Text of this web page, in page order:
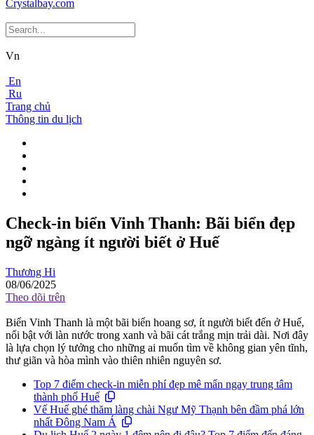
Vn
En
Ru
Trang chủ
Thông tin du lịch
Check-in biển Vinh Thanh: Bãi biển đẹp
ngỡ ngàng ít người biết ở Huế
Thương Hi
08/06/2025
Theo dõi trên
Biển Vinh Thanh là một bãi biển hoang sơ, ít người biết đến ở Huế,
nổi bật với làn nước trong xanh và bãi cát trắng mịn trải dài. Nơi đây
là lựa chọn lý tưởng cho những ai muốn tìm về không gian yên tĩnh,
thư giãn và hòa mình vào thiên nhiên nguyên sơ.
Top 7 điểm check-in miễn phí đẹp mê mẩn ngay trung tâm
thành phố Huế
Vế Huế ghé thăm làng chài Ngư Mỹ Thạnh bên đầm phá lớn
nhất Đông Nam Á